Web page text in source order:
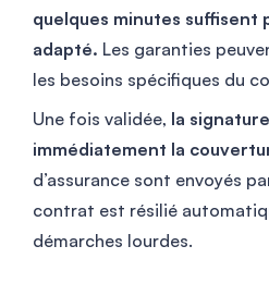
quelques minutes suffisent
adapté. Les garanties
les besoins spécifiques du
Une fois validée, la
immédiatement la
d’assurance sont envoyés
contrat est résilié
démarches lourdes.